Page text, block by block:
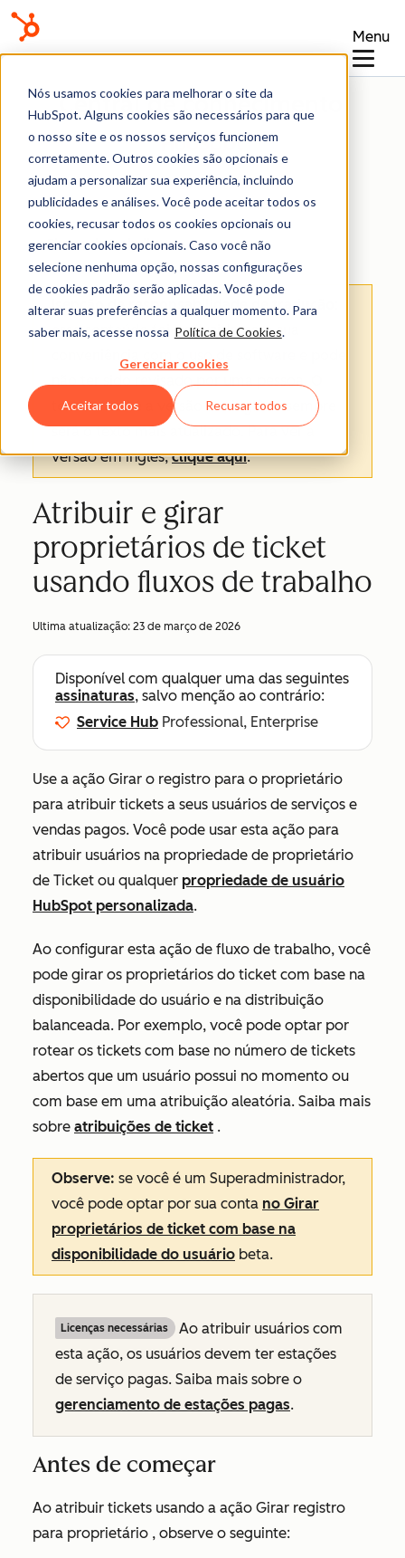
Nós usamos cookies para melhorar o site da
HubSpot. Alguns cookies são necessários para que
o nosso site e os nossos serviços funcionem
corretamente. Outros cookies são opcionais e
ajudam a personalizar sua experiência, incluindo
publicidades e análises. Você pode aceitar todos os
cookies, recusar todos os cookies opcionais ou
gerenciar cookies opcionais. Caso você não
selecione nenhuma opção, nossas configurações
de cookies padrão serão aplicadas. Você pode
alterar suas preferências a qualquer momento. Para
saber mais, acesse nossa Política de Cookies.
Gerenciar cookies
Aceitar todos Recusar todos
Menu
Central de conhecimento
Fluxos de trabalho
Isenção de responsabilidade de tradução
esse conteúdo foi traduzido para sua
conveniência com o uso de software e pode
não ter sido revisado por uma pessoa.
texto oficial é a versão em inglês e sempre
será o texto mais atualizado. Para ver a
versão em inglês,clique aqui.
Atribuir e girar
proprietários de ticket
usando fluxos de trabalho
Ultima atualização: 23 de março de 2026
Disponível com qualquer uma das seguintes
assinaturas, salvo menção ao contrário:
Service Hub Professional, Enterprise
Use a ação Girar o registro para o proprietário
para atribuir tickets a seus usuários de serviços e
vendas pagos. Você pode usar esta ação para
atribuir usuários na propriedade de proprietário
de Ticket ou qualquer propriedade de usuário
HubSpot personalizada.
Ao configurar esta ação de fluxo de trabalho, você
pode girar os proprietários do ticket com base na
disponibilidade do usuário e na distribuição
balanceada. Por exemplo, você pode optar por
rotear os tickets com base no número de tickets
abertos que um usuário possui no momento ou
com base em uma atribuição aleatória. Saiba mais
sobre atribuições de ticket .
Observe: se você é um Superadministrador,
você pode optar por sua conta no Girar
proprietários de ticket com base na
disponibilidade do usuário beta.
Licenças necessárias
Ao atribuir usuários com
esta ação, os usuários devem ter estações
de serviço pagas. Saiba mais sobre o
gerenciamento de estações pagas.
Antes de começar
Ao atribuir tickets usando a ação Girar registro
para proprietário , observe o seguinte: